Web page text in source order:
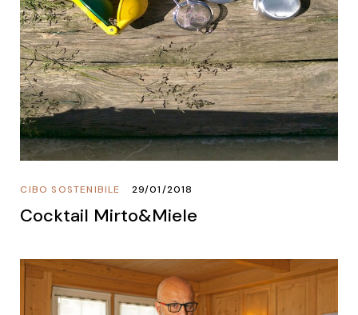
CIBO SOSTENIBILE 29/01/2018
Cocktail Mirto&Miele